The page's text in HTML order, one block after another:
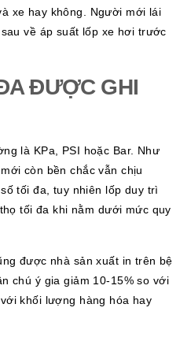
xe hay không. Người mới lái
về áp suất lốp xe hơi trước
ĐƯỢC GHI
là KPa, PSI hoặc Bar. Như
còn bền chắc vẫn chịu
tối đa, tuy nhiên lốp duy trì
tối đa khi nằm dưới mức quy
được nhà sản xuất in trên bệ
chú ý gia giảm 10-15% so với
khối lượng hàng hóa hay